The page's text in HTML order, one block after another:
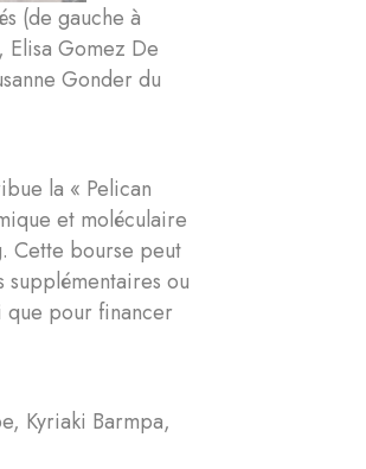
(de gauche à
Gomez De
Gonder du
la « Pelican
et moléculaire
Cette bourse peut
ou
que pour financer
Kyriaki Barmpa,